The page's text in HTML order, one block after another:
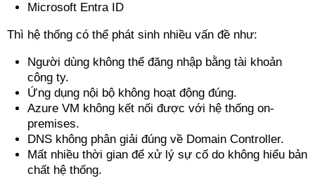
Microsoft Entra ID
Thì hệ thống có thể phát sinh nhiều vấn đề như:
Người dùng không thể đăng nhập bằng tài khoản
công ty.
Ứng dụng nội bộ không hoạt động đúng.
Azure VM không kết nối được với hệ thống on-
premises.
DNS không phân giải đúng về Domain Controller.
Mất nhiều thời gian để xử lý sự cố do không hiểu bản
chất hệ thống.